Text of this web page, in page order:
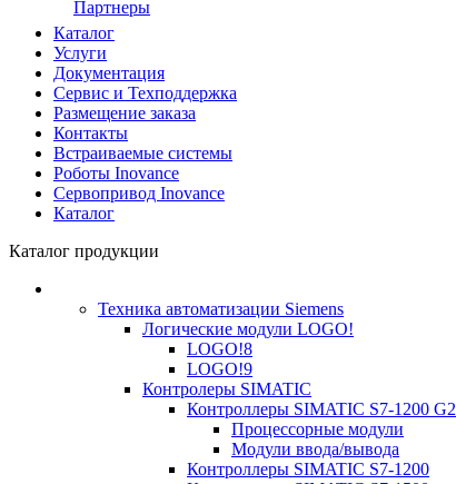
Партнеры
Каталог
Услуги
Документация
Сервис и Техподдержка
Размещение заказа
Контакты
Встраиваемые системы
Роботы Inovance
Сервопривод Inovance
Каталог
Каталог продукции
Техника автоматизации Siemens
Логические модули LOGO!
LOGO!8
LOGO!9
Контролеры SIMATIC
Контроллеры SIMATIC S7-1200 G2
Процессорные модули
Модули ввода/вывода
Контроллеры SIMATIC S7-1200